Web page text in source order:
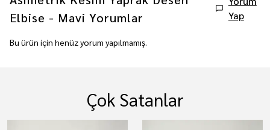
Elbise - Mavi Yorumlar
Yap
Bu ürün için henüz yorum yapılmamış.
Çok Satanlar